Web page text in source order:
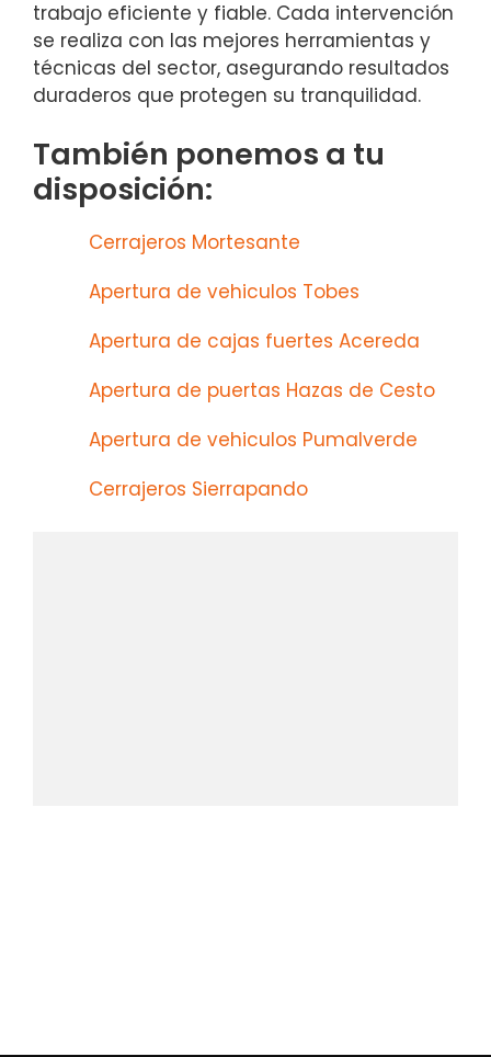
trabajo eficiente y fiable. Cada intervención
se realiza con las mejores herramientas y
técnicas del sector, asegurando resultados
duraderos que protegen su tranquilidad.
También ponemos a tu
disposición:
Cerrajeros Mortesante
Apertura de vehiculos Tobes
Apertura de cajas fuertes Acereda
Apertura de puertas Hazas de Cesto
Apertura de vehiculos Pumalverde
Cerrajeros Sierrapando